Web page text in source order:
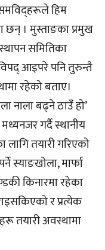
हिम
छन् । मुस्ताङका प्रमुख
समितिका
आइपरे पनि तुरुन्तै
रहेको बताए।
नाला बढ्ने ठाउँ हो’
गर्दै स्थानीय
तयारी गरिएको
स्याङखोला, मार्फा
किनारमा रहेका
र प्रत्येक
तयारी अवस्थामा